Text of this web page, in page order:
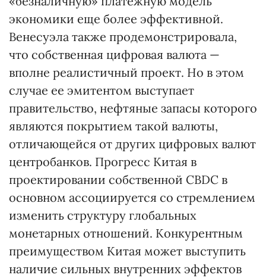
экономики еще более эффективной.
Венесуэла также продемонстрировала,
что собственная цифровая валюта —
вполне реалистичный проект. Но в этом
случае ее эмитентом выступает
правительство, нефтяные запасы которого
являются покрытием такой валюты,
отличающейся от других цифровых валют
центробанков. Прогресс Китая в
проектировании собственной CBDC в
основном ассоциируется со стремлением
изменить структуру глобальных
монетарных отношений. Конкурентным
преимуществом Китая может выступить
наличие сильных внутренних эффектов